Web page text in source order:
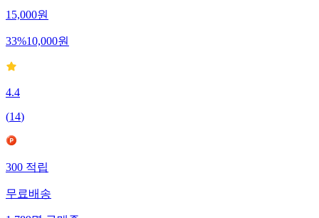
15,000원
33%10,000원
4.4
(14)
300적립
무료배송